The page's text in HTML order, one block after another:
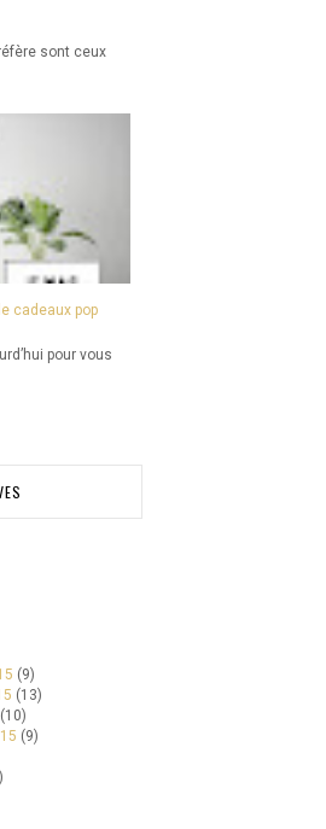
sont ceux
cadeaux pop
pour vous
(9)
(13)
(10)
(9)